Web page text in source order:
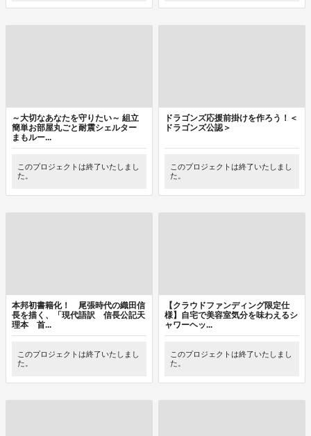
～大切なあなたを守りたい～ 組立
簡単お部屋丸ごと耐震シェルター
まもルー...
このプロジェクトは終了いたしまし
た。
ドラゴンズ応援前掛けを作ろう！＜
ドラゴンズ公認＞
このプロジェクトは終了いたしまし
た。
本邦初書籍化！ 尾張時代の織田信
長を描く、「現代語訳 信長公記天
理本 首...
このプロジェクトは終了いたしまし
た。
【クラウドファンディング限定仕
様】自宅で美容室気分を味わえるシ
ャワーヘッ...
このプロジェクトは終了いたしまし
た。